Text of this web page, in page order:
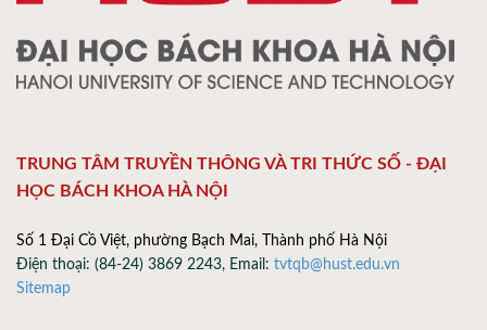
TRUNG TÂM TRUYỀN THÔNG VÀ TRI THỨC SỐ - ĐẠI
HỌC BÁCH KHOA HÀ NỘI
Số 1 Đại Cồ Việt, phường Bạch Mai, Thành phố Hà Nội
Điện thoại: (84-24) 3869 2243, Email: tvtqb@hust.edu.vn
Sitemap